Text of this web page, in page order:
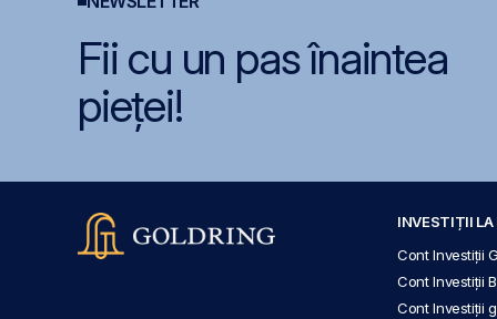
Fii cu un pas înaintea
pieței!
INVESTIȚII LA
Cont Investiții
Cont Investiții
Cont Investiții